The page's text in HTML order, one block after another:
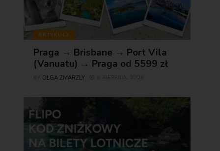
ARTYKUŁY
Praga → Brisbane → Port Vila
(Vanuatu) → Praga od 5599 zł
OLGA ZMARZLY